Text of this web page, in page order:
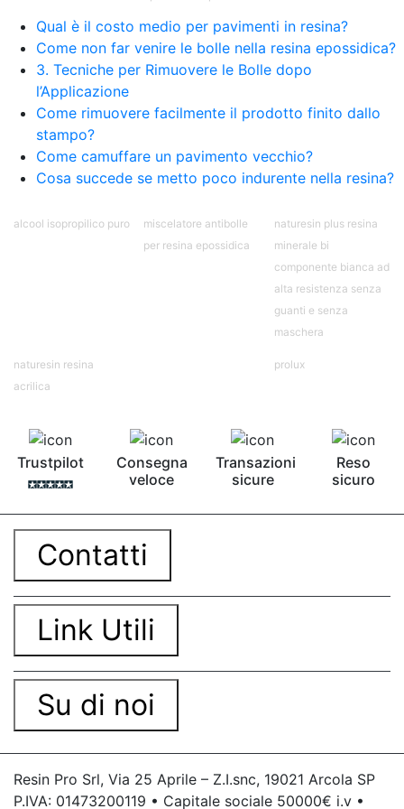
Pavimento epossidico Acquista Glitter Epossidico
Applicazioni di Epossidici Colle epossidiche
Mastice epossidico Adesivo epossidico
bicomponente Malta epossidica Colla
bicomponente Pavimento epossidico pro e
contro Epossidica Colla epossidica plastica See
all articles →
Qual è il costo medio per pavimenti in resina?
Come non far venire le bolle nella resina epossidica?
3. Tecniche per Rimuovere le Bolle dopo
l’Applicazione
Come rimuovere facilmente il prodotto finito dallo
stampo?
Come camuffare un pavimento vecchio?
Cosa succede se metto poco indurente nella resina?
alcool isopropilico puro
miscelatore antibolle
per resina epossidica
naturesin plus resina
minerale bi
componente bianca ad
alta resistenza senza
guanti e senza
maschera
naturesin resina
acrilica
prolux
Trustpilot
Consegna
veloce
Transazioni
sicure
Reso
sicuro
Contatti
Link Utili
Su di noi
Resin Pro Srl, Via 25 Aprile – Z.I.snc, 19021 Arcola SP
P.IVA: 01473200119 • Capitale sociale 50000€ i.v •